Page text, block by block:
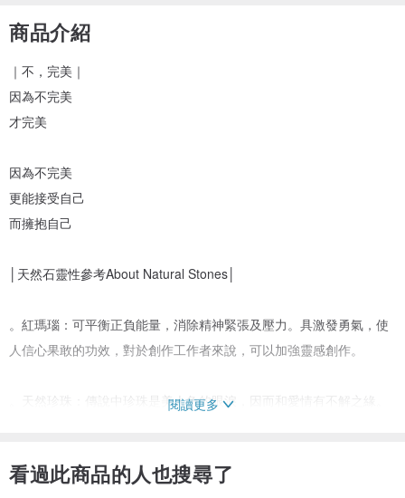
商品介紹
｜不，完美｜
因為不完美
才完美
因為不完美
更能接受自己
而擁抱自己
│天然石靈性參考About Natural Stones│
。紅瑪瑙：可平衡正負能量，消除精神緊張及壓力。具激發勇氣，使
人信心果敢的功效，對於創作工作者來說，可以加強靈感創作。
。天然珍珠：傳說中珍珠是美人魚的眼淚，因而和愛情有不解之緣。
閱讀更多
看過此商品的人也搜尋了